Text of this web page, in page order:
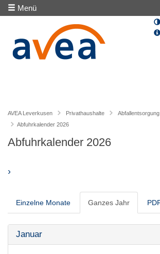
Menü
AVEA Leverkusen Privathaushalte
Abfuhrkalender 2026
Abfuhrkalender 2026
›
Einzelne Monate Ganzes Jahr
Januar